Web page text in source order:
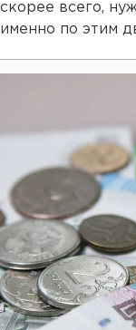
скорее всего,
именно по этим